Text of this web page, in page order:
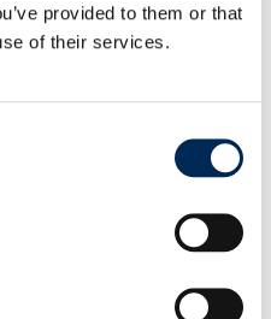
provided to them or that
of their services.